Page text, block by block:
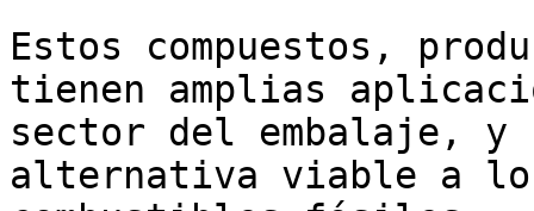
Estos compuestos,
tienen amplias
sector del embalaje, y
alternativa viable a